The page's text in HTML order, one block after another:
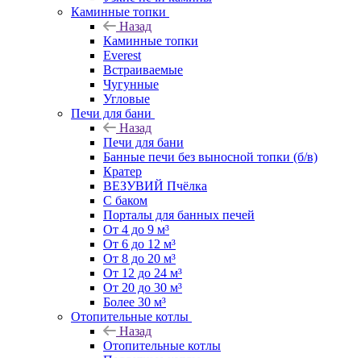
Каминные топки
Назад
Каминные топки
Everest
Встраиваемые
Чугунные
Угловые
Печи для бани
Назад
Печи для бани
Банные печи без выносной топки (б/в)
Кратер
ВЕЗУВИЙ Пчёлка
С баком
Порталы для банных печей
От 4 до 9 м³
От 6 до 12 м³
От 8 до 20 м³
От 12 до 24 м³
От 20 до 30 м³
Более 30 м³
Отопительные котлы
Назад
Отопительные котлы